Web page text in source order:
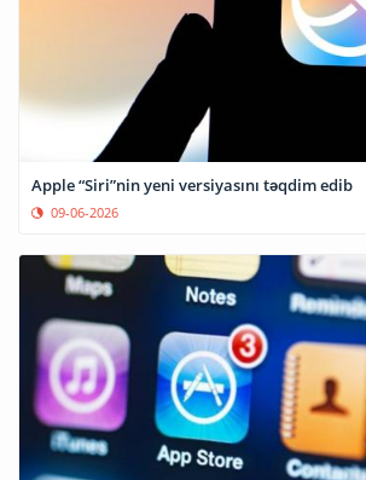
Apple “Siri”nin yeni versiyasını təqdim edib
09-06-2026